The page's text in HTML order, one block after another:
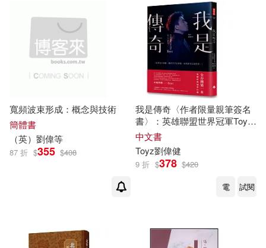
劉偉道，孫永顯（主編）(1)
劉偉銘，彭燕華，畢士龍(1)
劉偉雄(1)
劉偉霞，孫曉梅，賈安海，畢景
平，陸長亮，胡玉彬，侯光友（主
中國商業出版社(1)
中國宇航出版社(1)
中國對外翻譯出版公司(1)
中國少年兒童出版社(1)
寬頻波束形成：概念與技術
簡體書
（英） 劉偉等
87 折 $355 $408
我是傳奇〈作者限量親筆簽名
書〉：英雄聯盟世界冠軍Toyz
的人生實況
中文書
Toyz劉偉健
9 折 $378 $420
電
試閱